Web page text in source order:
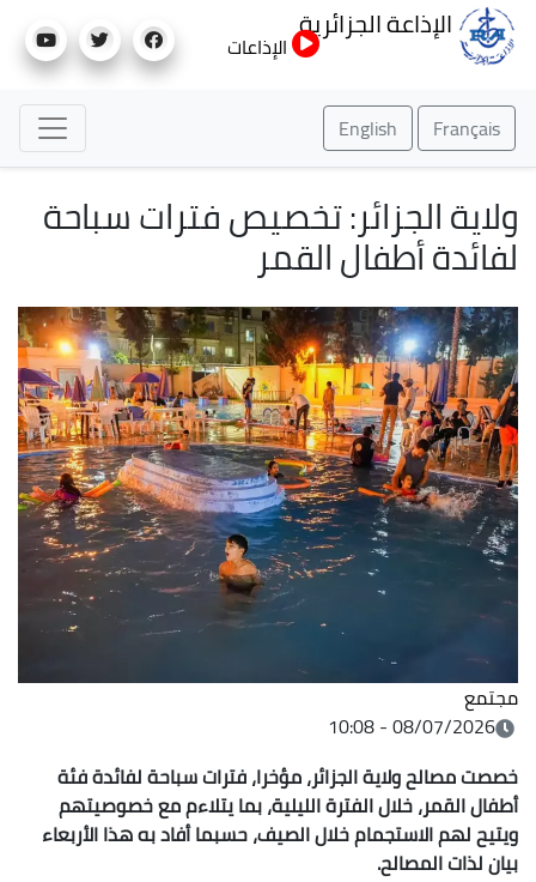
إلى
الإذاعة الجزائرية
الإذاعات
Français
English
ولاية الجزائر: تخصيص فترات سباحة
لفائدة أطفال القمر
مجتمع
08/07/2026 - 10:08
خصصت مصالح ولاية الجزائر، مؤخرا، فترات سباحة لفائدة فئة
أطفال القمر، خلال الفترة الليلية، بما يتلاءم مع خصوصيتهم
ويتيح لهم الاستجمام خلال الصيف، حسبما أفاد به هذا الأربعاء
بيان لذات المصالح.